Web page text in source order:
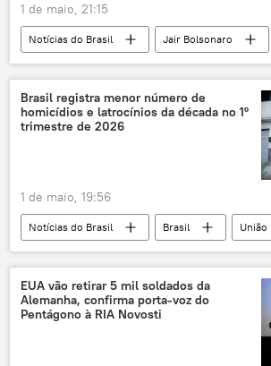
1 de maio, 21:15
Notícias do Brasil
Jair Bolsonaro
Brasília
Supremo Tribunal Federal (STF)
Alexandre de Moraes
La República
Brasil
cirurgia
Brasil registra menor número de
homicídios e latrocínios da década no 1º
trimestre de 2026
1 de maio, 19:56
Notícias do Brasil Brasil
União
Ministério da Justiça e Segurança Pública
latrocínio
homicídios
violência
violência urbana
Defesa
EUA vão retirar 5 mil soldados da
Alemanha, confirma porta-voz do
Pentágono à RIA Novosti